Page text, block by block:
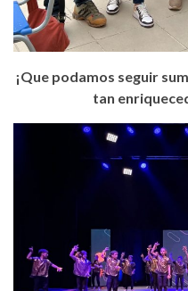
¡Que podamos seguir
tan